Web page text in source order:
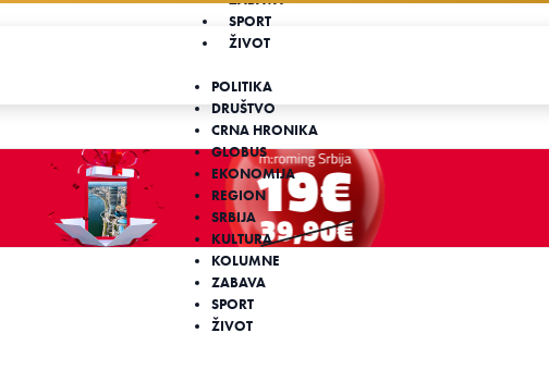
SPORT
ŽIVOT
POLITIKA
DRUŠTVO
CRNA HRONIKA
GLOBUS
EKONOMIJA
REGION
SRBIJA
KULTURA
KOLUMNE
ZABAVA
SPORT
ŽIVOT